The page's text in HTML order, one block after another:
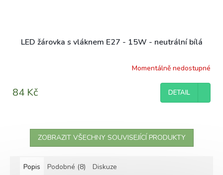
LED žárovka s vláknem E27 - 15W - neutrální bílá
Momentálně nedostupné
84 Kč DETAIL
ZOBRAZIT VŠECHNY SOUVISEJÍCÍ PRODUKTY
Popis Podobné (8) Diskuze